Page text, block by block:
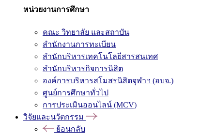
หน่วยงานการศึกษา
คณะ วิทยาลัย และสถาบัน
สำนักงานการทะเบียน
สำนักบริหารเทคโนโลยีสารสนเทศ
สำนักบริหารกิจการนิสิต
องค์การบริหารสโมสรนิสิตจุฬาฯ (อบจ.)
ศูนย์การศึกษาทั่วไป
การประเมินออนไลน์ (MCV)
วิจัยและนวัตกรรม
ย้อนกลับ